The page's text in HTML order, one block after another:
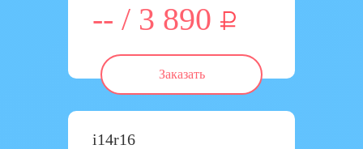
-- / 3 890
Заказать
i14r16